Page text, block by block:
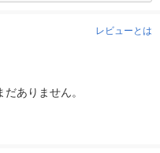
レビューとは
ありません。